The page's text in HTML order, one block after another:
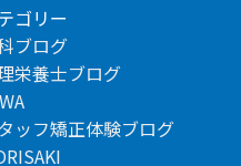
ゴリー
ブログ
栄養士ブログ
ッフ矯正体験ブログ